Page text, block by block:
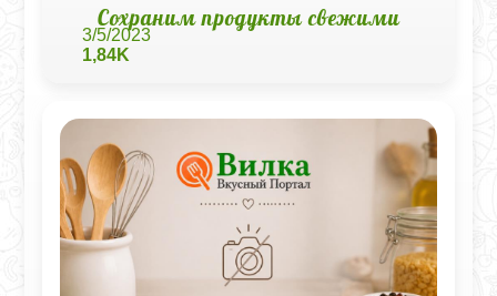
Cохраним продукты свежими
3/5/2023
1,84K